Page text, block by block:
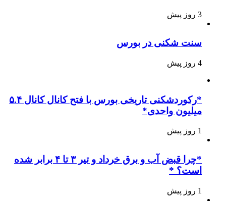
3 روز پیش
سنت شکنی در بورس
4 روز پیش
*رکوردشکنی تاریخی بورس با فتح کانال کانال ۵.۴
میلیون واحدی*
1 روز پیش
*چرا قبض آب و برق خرداد و تیر ۳ تا ۴ برابر شده
است؟ *
1 روز پیش